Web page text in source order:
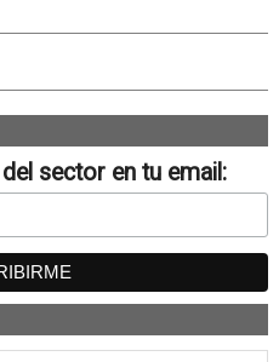
sector en tu email: